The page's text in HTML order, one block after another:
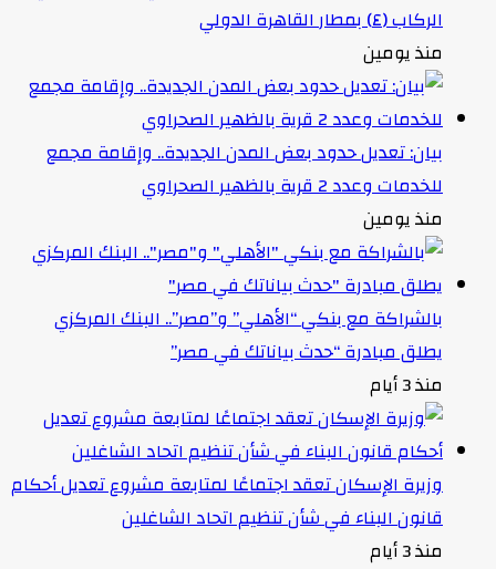
الركاب (٤) بمطار القاهرة الدولي
منذ يومين
بيان: تعديل حدود بعض المدن الجديدة.. وإقامة مجمع
للخدمات وعدد 2 قرية بالظهير الصحراوي
منذ يومين
بالشراكة مع بنكي “الأهلي” و”مصر”.. البنك المركزي
يطلق مبادرة “حدث بياناتك في مصر”
منذ 3 أيام
وزيرة الإسكان تعقد اجتماعًا لمتابعة مشروع تعديل أحكام
قانون البناء في شأن تنظيم اتحاد الشاغلين
منذ 3 أيام